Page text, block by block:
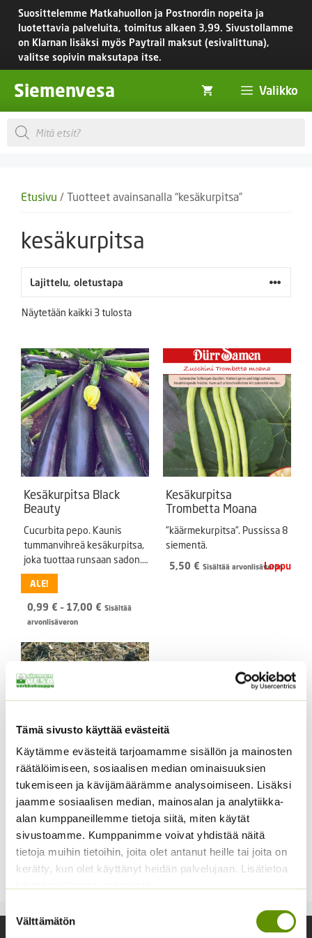
Tämä sivusto käyttää evästeitä
Käytämme evästeitä tarjoamamme sisällön ja mainosten
räätälöimiseen, sosiaalisen median ominaisuuksien
tukemiseen ja kävijämäärämme analysoimiseen. Lisäksi
jaamme sosiaalisen median, mainosalan ja analytiikka-
alan kumppaneillemme tietoja siitä, miten käytät
sivustoamme. Kumppanimme voivat yhdistää näitä
tietoja muihin tietoihin, joita olet antanut heille tai joita on
kerätty, kun olet käyttänyt heidän palvelujaan. Lisätietoa
valinta
Välttämätön
Siirry
sisältöön
Suosittelemme Matkahuollon ja Postnordin nopeita ja
luotettavia palveluita, toimitus alkaen 3,99. Sivustollamme
on Klarnan lisäksi myös Paytrail maksut (esivalittuna),
valitse sopivin maksutapa itse.
Siemenvesa Valikko
Products
search
Etusivu / Tuotteet avainsanalla “kesäkurpitsa”
kesäkurpitsa
Näytetään kaikki 3 tulosta
Kesäkurpitsa Black
Beauty
Cucurbita pepo. Kaunis
tummanvihreä kesäkurpitsa,
joka tuottaa runsaan sadon.
Käytetään tuoreena kurkun
tavoin tai kypsennettynä.
ALE!
0,99 € – 17,00 € Hintaluokka:
17,00 €
Sisältää
arvonlisäveron
Kesäkurpitsa
Trombetta Moana
”käärmekurpitsa”. Pussissa 8
siementä.
5,50 € Sisältää arvonlisäveron
Kesäkurpitsa
Tromboncino D’Albenga
’Käärmekurpitsa’
”käärmekurpitsa”. Pussissa
noin 5 siementä.
3,99 € Sisältää arvonlisäveron